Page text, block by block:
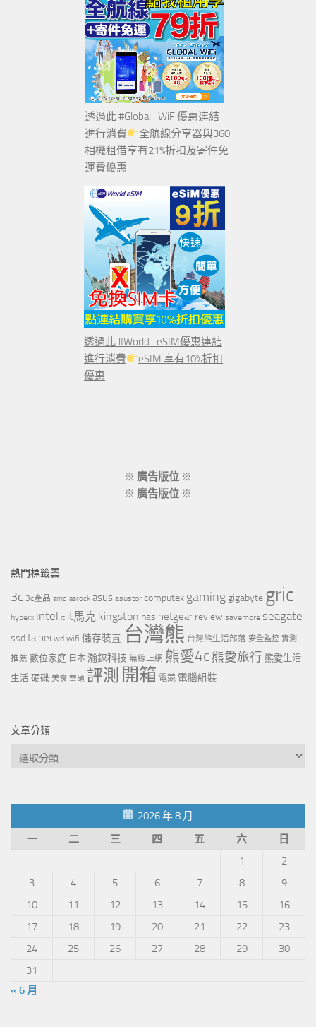
透過此 #Global_WiFi優惠連結
進行消費
全航線分享器與360
相機租借享有21%折扣及寄件免
運費優惠
透過此 #World_eSIM優惠連結
進行消費
eSIM 享有10%折扣
優惠
※ 廣告版位 ※
※ 廣告版位 ※
熱門標籤雲
3c 3c產品 amd asrock asus asustor computex gaming gigabyte gric
hyperx intel it it馬克 kingston nas netgear review savemore seagate
ssdtaipei wd wifi 儲存裝置 台灣熊 台灣熊生活部落 安全監控 實測
推薦 數位家庭 日本 瀚錸科技 無線上網 熊愛4c熊愛旅行 熊愛生活
生活 硬碟 美食 華碩 評測 開箱 電競 電腦組裝
文章分類
文
類
2026 年 8 月
一
二 三 四 五 六
日
1
2
3
4 5 6 7 8
9
10
11 12 13 14 15
16
17
18 19 20 21 22
23
24
25 26 27 28 29
30
31
« 6 月